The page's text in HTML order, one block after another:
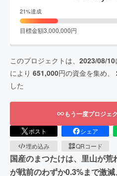
21%達成
目標金額3,000,000円
このプロジェクトは、 2023/08/10
により 651,000円の資金を集め、
した
もう一度プロジェ
ポスト シェア
埋め込み
QRコード
国産のまつたけは、里山が
が戦前のわずか0.3%まで激